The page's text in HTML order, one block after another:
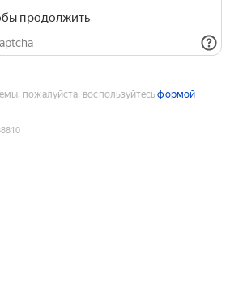
продолжить
пожалуйста, воспользуйтесьформой